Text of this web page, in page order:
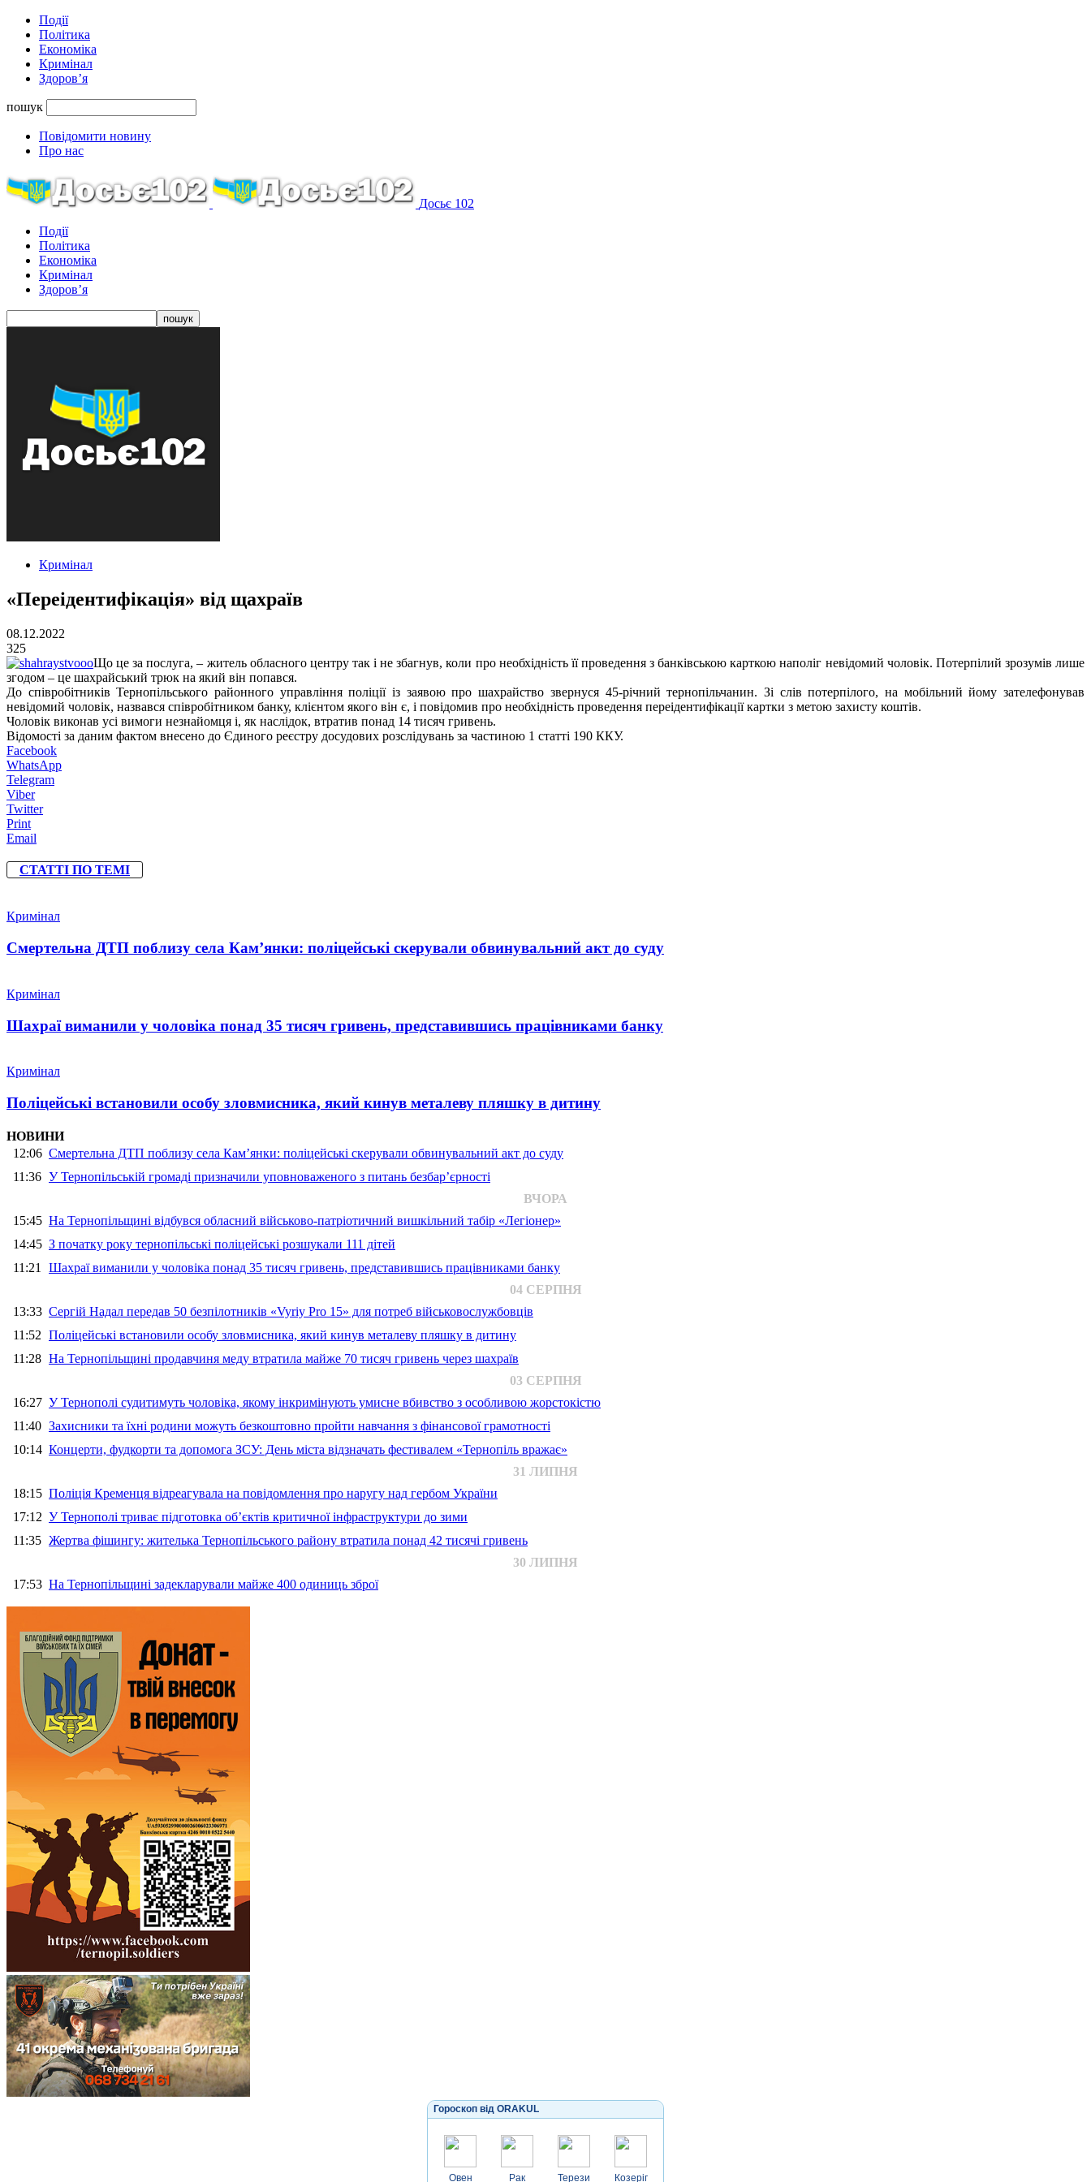
Події
Політика
Економіка
Кримінал
Здоров’я
пошук
Повідомити новину
Про нас
Досьє 102
Події
Політика
Економіка
Кримінал
Здоров’я
Кримінал
«Переідентифікація» від щахраїв
08.12.2022
325
Що це за послуга, – житель обласного центру так і не збагнув, коли про необхідність її проведення з банківською карткою наполіг невідомий чоловік. Потерпілий зрозумів лише
згодом – це шахрайський трюк на який він попався.
До співробітників Тернопільського районного управління поліції із заявою про шахрайство звернуся 45-річний тернопільчанин. Зі слів потерпілого, на мобільний йому зателефонував
невідомий чоловік, назвався співробітником банку, клієнтом якого він є, і повідомив про необхідність проведення переідентифікації картки з метою захисту коштів.
Чоловік виконав усі вимоги незнайомця і, як наслідок, втратив понад 14 тисяч гривень.
Відомості за даним фактом внесено до Єдиного реєстру досудових розслідувань за частиною 1 статті 190 ККУ.
Facebook
WhatsApp
Telegram
Viber
Twitter
Print
Email
СТАТТІ ПО ТЕМІ
Кримінал
Смертельна ДТП поблизу села Кам’янки: поліцейські скерували обвинувальний акт до суду
Кримінал
Шахраї виманили у чоловіка понад 35 тисяч гривень, представившись працівниками банку
Кримінал
Поліцейські встановили особу зловмисника, який кинув металеву пляшку в дитину
НОВИНИ
12:06 Смертельна ДТП поблизу села Кам’янки: поліцейські скерували обвинувальний акт до суду
11:36 У Тернопільській громаді призначили уповноваженого з питань безбар’єрності
ВЧОРА
15:45 На Тернопільщині відбувся обласний військово-патріотичний вишкільний табір «Легіонер»
14:45 З початку року тернопільські поліцейські розшукали 111 дітей
11:21 Шахраї виманили у чоловіка понад 35 тисяч гривень, представившись працівниками банку
04 СЕРПНЯ
13:33 Сергій Надал передав 50 безпілотників «Vyriy Pro 15» для потреб військовослужбовців
11:52 Поліцейські встановили особу зловмисника, який кинув металеву пляшку в дитину
11:28 На Тернопільщині продавчиня меду втратила майже 70 тисяч гривень через шахраїв
03 СЕРПНЯ
16:27 У Тернополі судитимуть чоловіка, якому інкримінують умисне вбивство з особливою жорстокістю
11:40 Захисники та їхні родини можуть безкоштовно пройти навчання з фінансової грамотності
10:14 Концерти, фудкорти та допомога ЗСУ: День міста відзначать фестивалем «Тернопіль вражає»
31 ЛИПНЯ
18:15 Поліція Кременця відреагувала на повідомлення про наругу над гербом України
17:12 У Тернополі триває підготовка об’єктів критичної інфраструктури до зими
11:35 Жертва фішингу: жителька Тернопільського району втратила понад 42 тисячі гривень
30 ЛИПНЯ
17:53 На Тернопільщині задекларували майже 400 одиниць зброї
Гороскоп від ORAKUL
Овен Рак Терези Козеріг